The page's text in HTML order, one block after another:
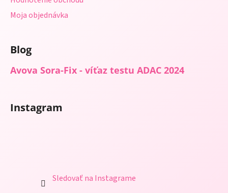
Moja objednávka
Blog
Avova Sora-Fix - víťaz testu ADAC 2024
Instagram
Sledovať na Instagrame